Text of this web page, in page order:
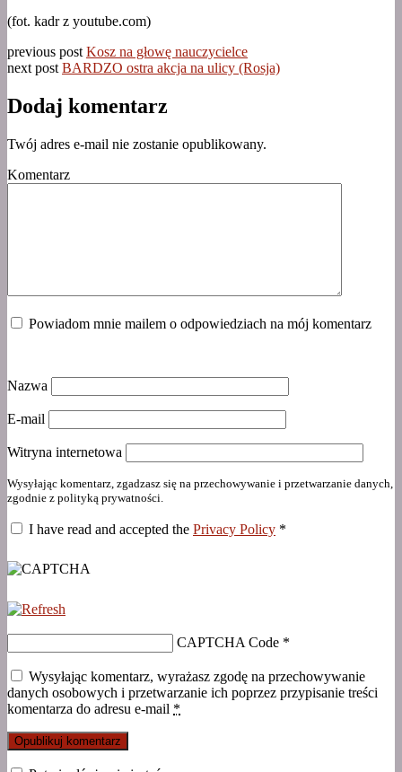
(fot. kadr z youtube.com)
previous post Kosz na głowę nauczycielce
next post BARDZO ostra akcja na ulicy (Rosja)
Dodaj komentarz
Twój adres e-mail nie zostanie opublikowany.
Komentarz
Powiadom mnie mailem o odpowiedziach na mój komentarz
Nazwa
E-mail
Witryna internetowa
Wysyłając komentarz, zgadzasz się na przechowywanie i przetwarzanie danych,
zgodnie z polityką prywatności.
I have read and accepted the Privacy Policy *
CAPTCHA Code *
Wysyłając komentarz, wyrażasz zgodę na przechowywanie
danych osobowych i przetwarzanie ich poprzez przypisanie treści
komentarza do adresu e-mail *